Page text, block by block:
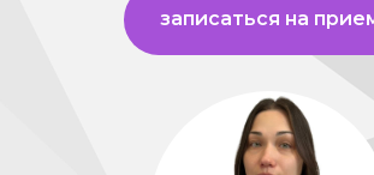
записаться на